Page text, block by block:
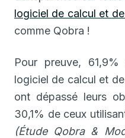
logiciel de calcul et
comme Qobra !
Pour preuve,
logiciel de calcul et
ont dépassé leurs
30,1% de ceux
(Étude Qobra &